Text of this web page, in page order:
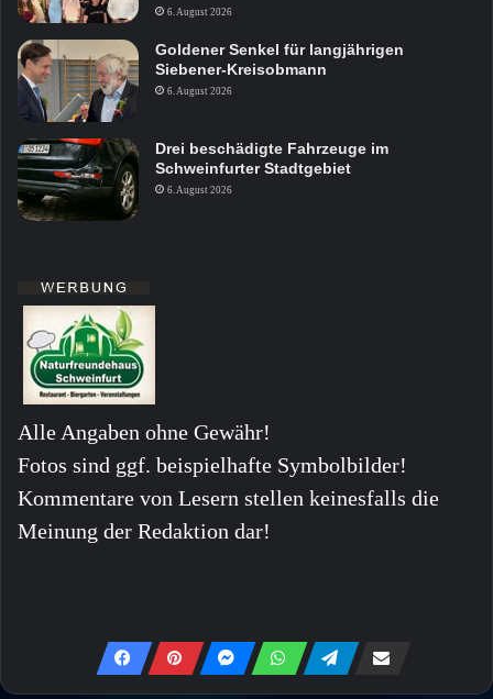
6. August 2026
Goldener Senkel für langjährigen
Siebener-Kreisobmann
6. August 2026
Drei beschädigte Fahrzeuge im
Schweinfurter Stadtgebiet
6. August 2026
Alle Angaben ohne Gewähr!
Fotos sind ggf. beispielhafte Symbolbilder!
Kommentare von Lesern stellen keinesfalls die
Meinung der Redaktion dar!